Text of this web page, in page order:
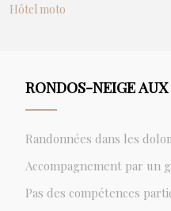
Hôtel moto
RONDOS-NEIGE
Randonnées dans les
Accompagnement par un
Pas des compétences